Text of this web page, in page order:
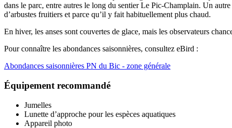
dans le parc, entre autres le long du sentier Le Pic-Champlain. Un
d’arbustes fruitiers et parce qu’il y fait habituellement plus chaud.
En hiver, les anses sont couvertes de glace, mais les observateurs
Pour connaître les abondances saisonnières, consultez eBird :
Abondances saisonnières PN du Bic - zone générale
Équipement recommandé
Jumelles
Lunette d’approche pour les espèces aquatiques
Appareil photo